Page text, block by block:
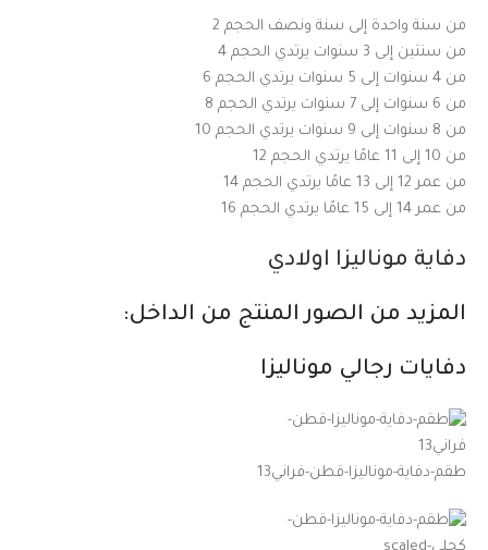
من سنة واحدة إلى سنة ونصف الحجم 2
من سنتين إلى 3 سنوات يرتدي الحجم 4
من 4 سنوات إلى 5 سنوات يرتدي الحجم 6
من 6 سنوات إلى 7 سنوات يرتدي الحجم 8
من 8 سنوات إلى 9 سنوات يرتدي الحجم 10
من 10 إلى 11 عامًا يرتدي الحجم 12
من عمر 12 إلى 13 عامًا يرتدي الحجم 14
من عمر 14 إلى 15 عامًا يرتدي الحجم 16
دفاية موناليزا اولادي
المزيد من الصور المنتج من الداخل:
دفايات رجالي موناليزا
طقم-دفاية-موناليزا-قطن-فراني13